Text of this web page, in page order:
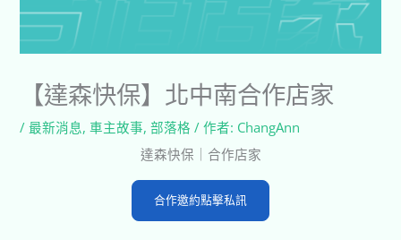
【達森快保】北中南合作店家
/最新消息,車主故事,部落格 / 作者: ChangAnn
達森快保｜合作店家
合作邀約點擊私訊